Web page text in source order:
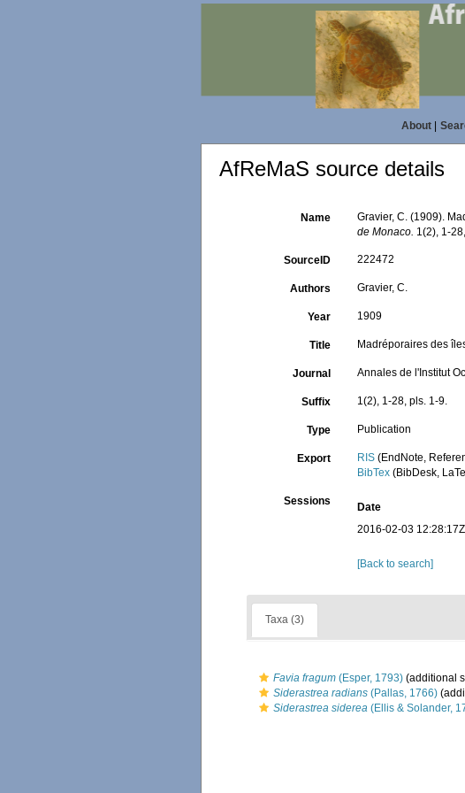
About|
AfReMaS source details
Name Gravier, C. (1909).
de Monaco. 1(2), 1-
SourceID 222472
Authors Gravier, C.
Year 1909
Title Madréporaires des
Journal Annales de l'Institut
Suffix 1(2), 1-28, pls. 1-9.
Type Publication
Export RIS (EndNote,
BibTex (BibDesk,
Sessions Date
2016-02-03 12:28:17Z
[Back to search]
Taxa (3)
Favia fragum (Esper, 1793) (additional
Siderastrea radians (Pallas, 1766)
Siderastrea siderea (Ellis & Solander,